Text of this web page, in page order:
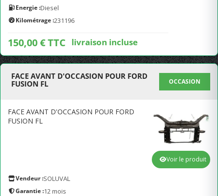
Energie :Diesel
Kilométrage :231196
150,00 € TTC livraison incluse
FACE AVANT D'OCCASION POUR FORD
FUSION FL
OCCASION
FACE AVANT D'OCCASION POUR FORD
FUSION FL
Vendeur :SOLUVAL
Garantie :12 mois
Voir le produit